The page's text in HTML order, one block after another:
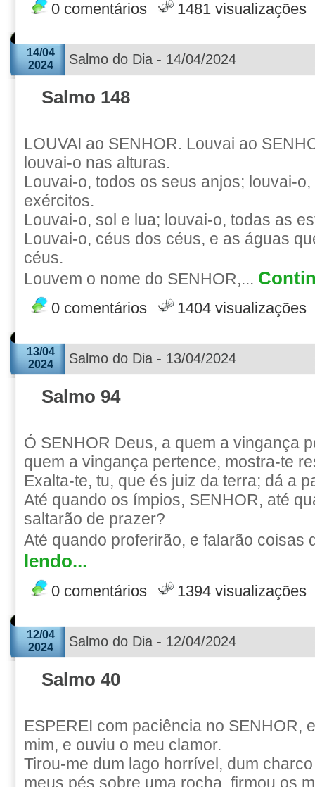
0 comentários 1481 visualizações
14/04
2024
Salmo do Dia - 14/04/2024
Salmo 148
LOUVAI ao SENHOR. Louvai ao
louvai-o nas alturas.
Louvai-o, todos os seus anjos; louvai-
exércitos.
Louvai-o, sol e lua; louvai-o, todas as
Louvai-o, céus dos céus, e as águas
céus.
Louvem o nome do SENHOR,...
0 comentários 1404 visualizações
13/04
2024
Salmo do Dia - 13/04/2024
Salmo 94
Ó SENHOR Deus, a quem a vingança
quem a vingança pertence, mostra-te
Exalta-te, tu, que és juiz da terra; dá a
Até quando os ímpios, SENHOR, até
saltarão de prazer?
Até quando proferirão, e falarão coisas
lendo...
0 comentários 1394 visualizações
12/04
2024
Salmo do Dia - 12/04/2024
Salmo 40
ESPEREI com paciência no SENHOR,
mim, e ouviu o meu clamor.
Tirou-me dum lago horrível, dum
meus pés sobre uma rocha, firmou os